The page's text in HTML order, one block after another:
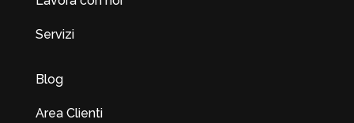
Servizi
Blog
Area Clienti